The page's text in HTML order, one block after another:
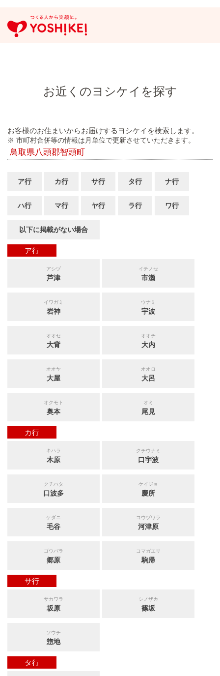
お近くのヨシケイを探す
お客様のお住まいからお届けするヨシケイを検索します。
※ 市町村合併等の情報は月単位で更新させていただきます。
鳥取県八頭郡智頭町
ア行 カ行 サ行 タ行 ナ行
ハ行 マ行 ヤ行 ラ行 ワ行
以下に掲載がない場合
ア行
アシヅ
芦津
イチノセ
市瀬
イワガミ
岩神
ウナミ
宇波
オオセ
大背
オオチ
大内
オオヤ
大屋
オオロ
大呂
オクモト
奥本
オミ
尾見
カ行
キハラ
木原
クチウナミ
口宇波
クチハタ
口波多
ケイジョ
慶所
ケダニ
毛谷
コウヅワラ
河津原
ゴウバラ
郷原
コマガエリ
駒帰
サ行
サカワラ
坂原
シノザカ
篠坂
ソウチ
惣地
タ行